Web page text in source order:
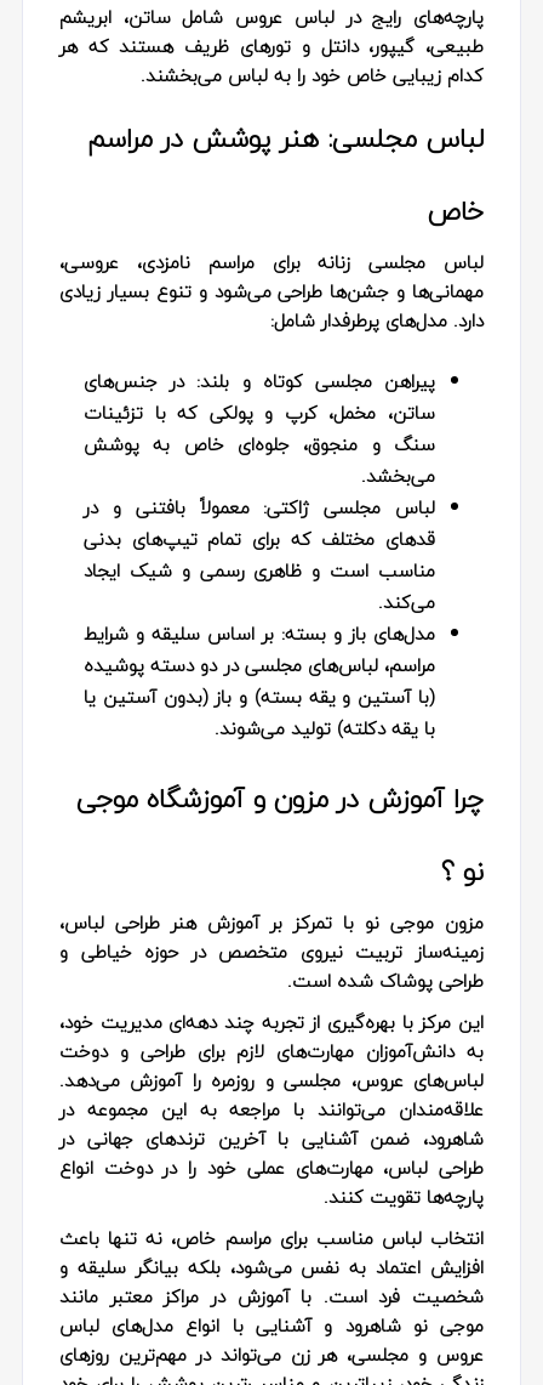
پارچه‌های رایج در لباس عروس شامل ساتن، ابریشم
طبیعی، گیپور، دانتل و تورهای ظریف هستند که هر
کدام زیبایی خاص خود را به لباس می‌بخشند.
لباس مجلسی: هنر پوشش در مراسم
خاص
لباس مجلسی زنانه برای مراسم نامزدی، عروسی،
مهمانی‌ها و جشن‌ها طراحی می‌شود و تنوع بسیار زیادی
دارد. مدل‌های پرطرفدار شامل:
پیراهن مجلسی کوتاه و بلند: در جنس‌های
ساتن، مخمل، کرپ و پولکی که با تزئینات
سنگ و منجوق، جلوه‌ای خاص به پوشش
می‌بخشد.
لباس مجلسی ژاکتی: معمولاً بافتنی و در
قدهای مختلف که برای تمام تیپ‌های بدنی
مناسب است و ظاهری رسمی و شیک ایجاد
می‌کند.
مدل‌های باز و بسته: بر اساس سلیقه و شرایط
مراسم، لباس‌های مجلسی در دو دسته پوشیده
(با آستین و یقه بسته) و باز (بدون آستین یا
با یقه دکلته) تولید می‌شوند.
چرا آموزش در مزون و آموزشگاه موجی
نو ؟
مزون موجی نو با تمرکز بر آموزش هنر طراحی لباس،
زمینه‌ساز تربیت نیروی متخصص در حوزه خیاطی و
طراحی پوشاک شده است.
این مرکز با بهره‌گیری از تجربه چند دهه‌ای مدیریت خود،
به دانش‌آموزان مهارت‌های لازم برای طراحی و دوخت
لباس‌های عروس، مجلسی و روزمره را آموزش می‌دهد.
علاقه‌مندان می‌توانند با مراجعه به این مجموعه در
شاهرود، ضمن آشنایی با آخرین ترندهای جهانی در
طراحی لباس، مهارت‌های عملی خود را در دوخت انواع
پارچه‌ها تقویت کنند.
انتخاب لباس مناسب برای مراسم خاص، نه تنها باعث
افزایش اعتماد به نفس می‌شود، بلکه بیانگر سلیقه و
شخصیت فرد است. با آموزش در مراکز معتبر مانند
موجی نو شاهرود و آشنایی با انواع مدل‌های لباس
عروس و مجلسی، هر زن می‌تواند در مهم‌ترین روزهای